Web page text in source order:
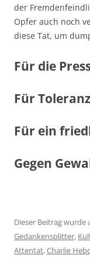
der
Opfer auch noch
diese Tat, um
Für die
Für
Für ein
Gegen
Dieser Beitrag wurde
Gedankensplitter,
Attentat,Charlie